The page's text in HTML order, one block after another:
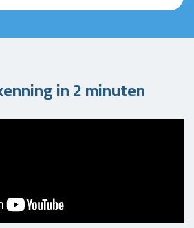
in 2 minuten